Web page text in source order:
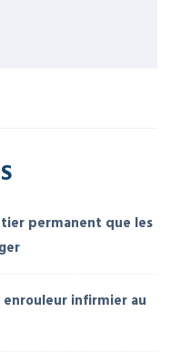
permanent que les
infirmier au